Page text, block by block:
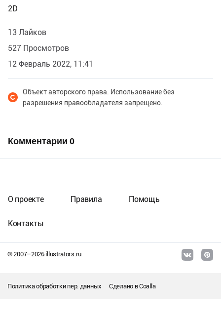
2D
13 Лайков
527 Просмотров
12 Февраль 2022, 11:41
Объект авторского права. Использование без
разрешения правообладателя запрещено.
Комментарии 0
© 2007–2026illustrators.ru
О проекте Правила Помощь
Контакты
Политика обработки пер. данных Сделано вCoalla